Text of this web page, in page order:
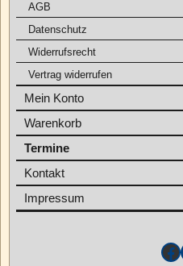
AGB
Datenschutz
Widerrufsrecht
Vertrag widerrufen
Mein Konto
Warenkorb
Termine
Kontakt
Impressum